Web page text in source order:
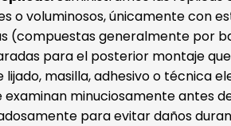
o voluminosos, únicamente con
(compuestas generalmente por
para el posterior montaje
masilla, adhesivo o técnica
examinan minuciosamente antes
para evitar daños